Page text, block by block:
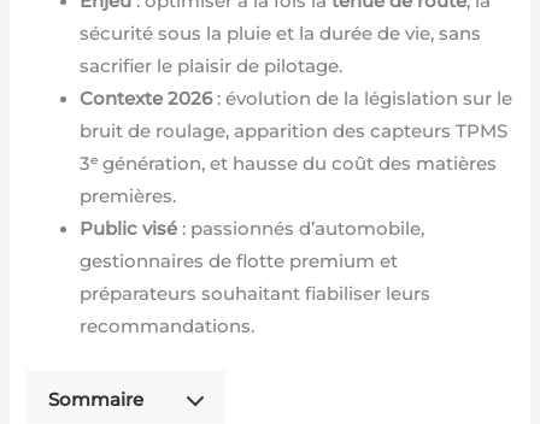
sécurité sous la pluie et la durée de vie, sans
sacrifier le plaisir de pilotage.
Contexte 2026: évolution de la législation sur le
bruit de roulage, apparition des capteurs TPMS
3ᵉ génération, et hausse du coût des matières
premières.
Public visé : passionnés d’automobile,
gestionnaires de flotte premium et
préparateurs souhaitant fiabiliser leurs
recommandations.
Sommaire